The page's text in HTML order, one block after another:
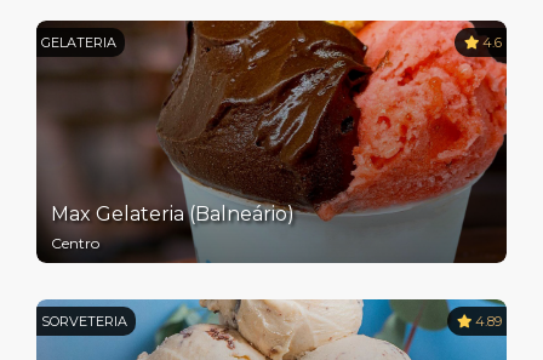
GELATERIA 4.6
Max Gelateria (Balneário)
Centro
SORVETERIA 4.89